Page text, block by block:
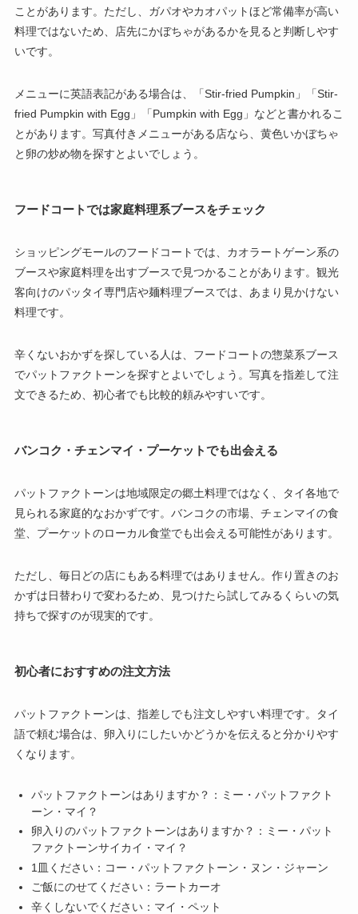
ことがあります。ただし、ガパオやカオパットほど常備率が高い
料理ではないため、店先にかぼちゃがあるかを見ると判断しやす
いです。
メニューに英語表記がある場合は、「Stir-fried Pumpkin」「Stir-
fried Pumpkin with Egg」「Pumpkin with Egg」などと書かれるこ
とがあります。写真付きメニューがある店なら、黄色いかぼちゃ
と卵の炒め物を探すとよいでしょう。
フードコートでは家庭料理系ブースをチェック
ショッピングモールのフードコートでは、カオラートゲーン系の
ブースや家庭料理を出すブースで見つかることがあります。観光
客向けのパッタイ専門店や麺料理ブースでは、あまり見かけない
料理です。
辛くないおかずを探している人は、フードコートの惣菜系ブース
でパットファクトーンを探すとよいでしょう。写真を指差して注
文できるため、初心者でも比較的頼みやすいです。
バンコク・チェンマイ・プーケットでも出会える
パットファクトーンは地域限定の郷土料理ではなく、タイ各地で
見られる家庭的なおかずです。バンコクの市場、チェンマイの食
堂、プーケットのローカル食堂でも出会える可能性があります。
ただし、毎日どの店にもある料理ではありません。作り置きのお
かずは日替わりで変わるため、見つけたら試してみるくらいの気
持ちで探すのが現実的です。
初心者におすすめの注文方法
パットファクトーンは、指差しでも注文しやすい料理です。タイ
語で頼む場合は、卵入りにしたいかどうかを伝えると分かりやす
くなります。
パットファクトーンはありますか？：ミー・パットファクト
ーン・マイ？
卵入りのパットファクトーンはありますか？：ミー・パット
ファクトーンサイカイ・マイ？
1皿ください：コー・パットファクトーン・ヌン・ジャーン
ご飯にのせてください：ラートカーオ
辛くしないでください：マイ・ペット